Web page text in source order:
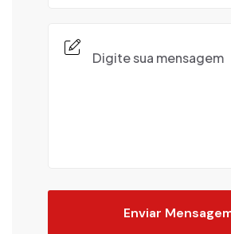
Enviar